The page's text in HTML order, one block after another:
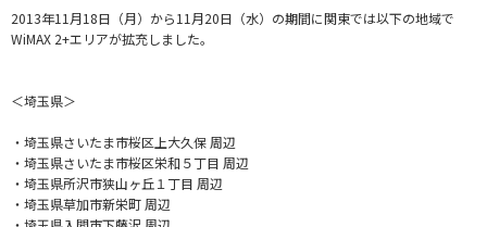
2013年11月18日（月）から11月20日（水）の期間に関東では以下の地域で
WiMAX 2+エリアが拡充しました。
＜埼玉県＞
・埼玉県さいたま市桜区上大久保 周辺
・埼玉県さいたま市桜区栄和５丁目 周辺
・埼玉県所沢市狭山ヶ丘１丁目 周辺
・埼玉県草加市新栄町 周辺